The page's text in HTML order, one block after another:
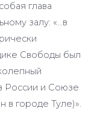
глава
залу: «…в
Свободы был
России и Союзе
в городе Туле)».